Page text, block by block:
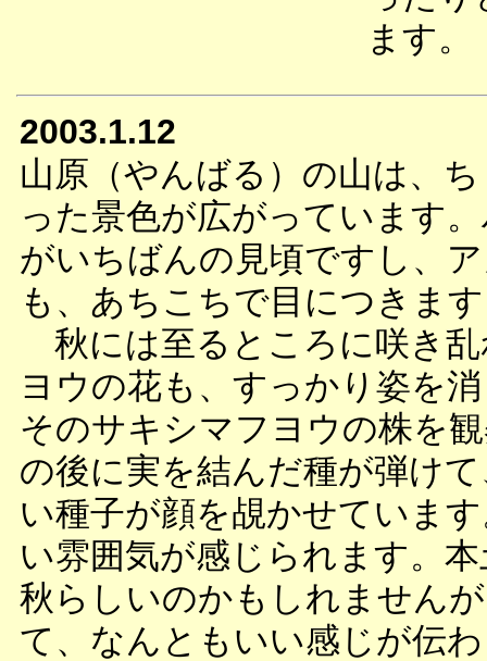
ます。
2003.1.12
山原（やんばる）の山は、
った景色が広がっています
がいちばんの見頃ですし、
も、あちこちで目につきま
秋には至るところに咲き
ヨウの花も、すっかり姿を
そのサキシマフヨウの株を
の後に実を結んだ種が弾け
い種子が顔を覘かせていま
い雰囲気が感じられます。
秋らしいのかもしれません
て、なんともいい感じが伝